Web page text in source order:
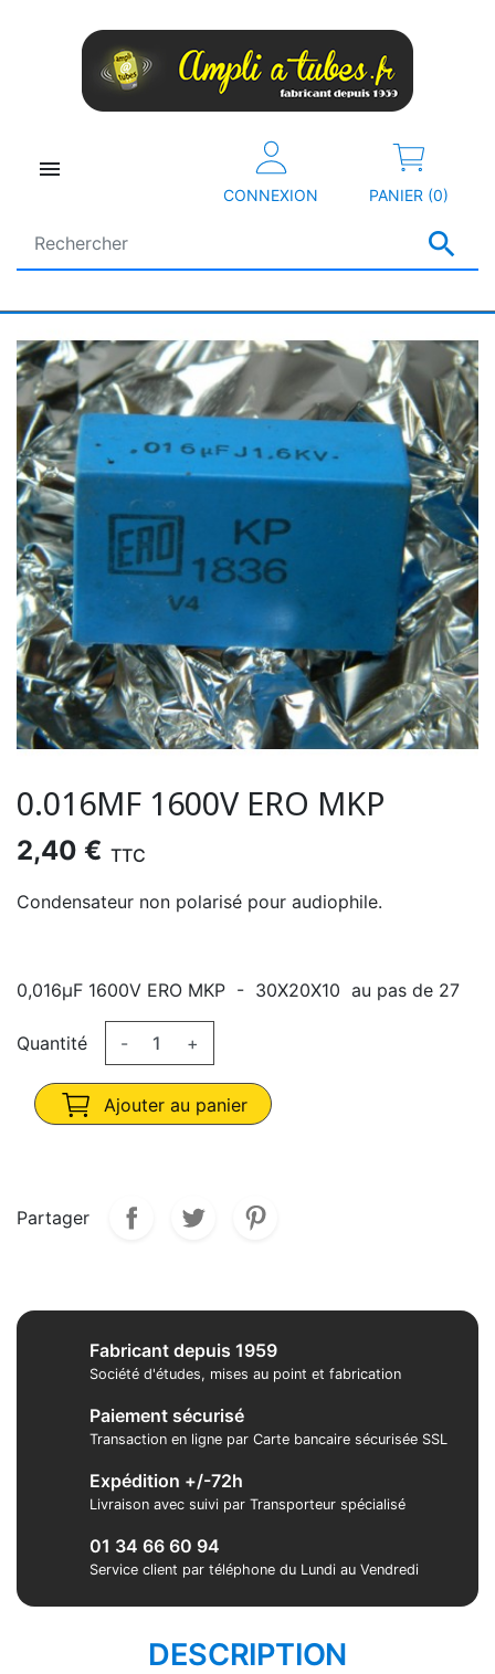


CONNEXION PANIER (0)
0.016ΜF 1600V ERO MKP
2,40 € TTC
Condensateur non polarisé pour audiophile.
0,016µF 1600V ERO MKP - 30X20X10 au pas de 27
Quantité - +
Ajouter au panier
Partager
Fabricant depuis 1959
Société d'études, mises au point et fabrication
Paiement sécurisé
Transaction en ligne par Carte bancaire sécurisée SSL
Expédition +/-72h
Livraison avec suivi par Transporteur spécialisé
01 34 66 60 94
Service client par téléphone du Lundi au Vendredi
DESCRIPTION